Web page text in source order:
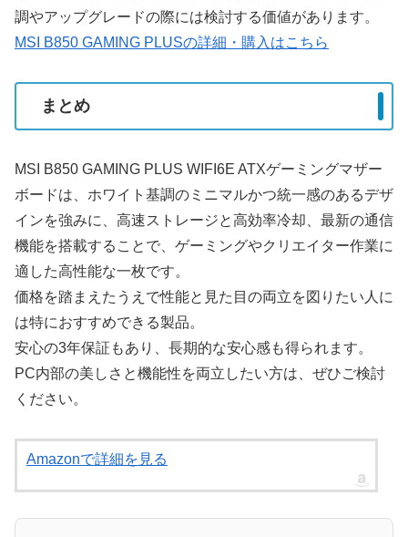
調やアップグレードの際には検討する価値があります。
MSI B850 GAMING PLUSの詳細・購入はこちら
まとめ
MSI B850 GAMING PLUS WIFI6E ATXゲーミングマザー
ボードは、ホワイト基調のミニマルかつ統一感のあるデザ
インを強みに、高速ストレージと高効率冷却、最新の通信
機能を搭載することで、ゲーミングやクリエイター作業に
適した高性能な一枚です。
価格を踏まえたうえで性能と見た目の両立を図りたい人に
は特におすすめできる製品。
安心の3年保証もあり、長期的な安心感も得られます。
PC内部の美しさと機能性を両立したい方は、ぜひご検討
ください。
Amazonで詳細を見る